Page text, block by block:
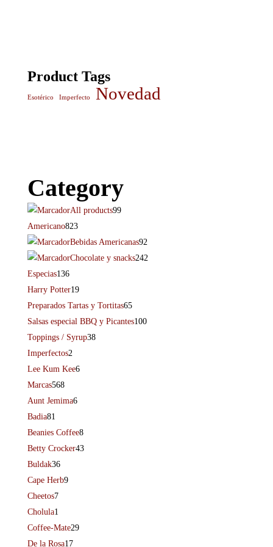
Product Tags
Esotérico Imperfecto Novedad
Category
All products99
Americano823
Bebidas Americanas92
Chocolate y snacks242
Especias136
Harry Potter19
Preparados Tartas y Tortitas65
Salsas especial BBQ y Picantes100
Toppings / Syrup38
Imperfectos2
Lee Kum Kee6
Marcas568
Aunt Jemima6
Badia81
Beanies Coffee8
Betty Crocker43
Buldak36
Cape Herb9
Cheetos7
Cholula1
Coffee-Mate29
De la Rosa17